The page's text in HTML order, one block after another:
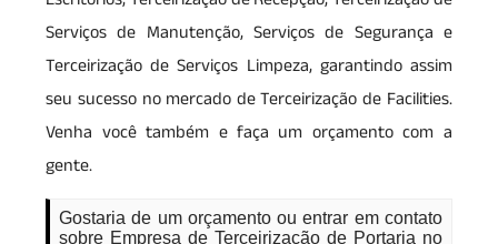
Serviços de Manutenção, Serviços de Segurança e
Terceirização de Serviços Limpeza, garantindo assim
seu sucesso no mercado de Terceirização de Facilities.
Venha você também e faça um orçamento com a
gente.
Gostaria de um orçamento ou entrar em contato
sobre Empresa de Terceirização de Portaria no